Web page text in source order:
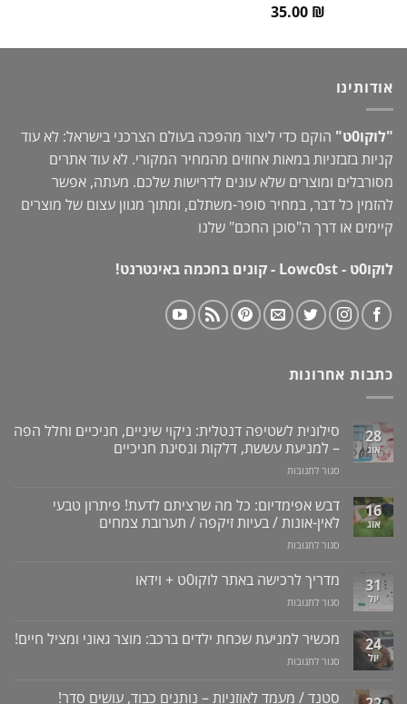
35.00 ₪
אודותינו
"לוקו0ט"
הוקם כדי ליצור מהפכה בעולם הצרכני בישראל: לא עוד
קניות בזבזניות במאות אחוזים מהמחיר המקורי. לא עוד אתרים
מסורבלים ומוצרים שלא עונים לדרישות שלכם. מעתה, אפשר
להזמין כל דבר, במחיר סופר-משתלם, ומתוך מגוון עצום של מוצרים
קיימים או דרך ה"סוכן החכם" שלנו
לוקו0ט - Lowc0st - קונים בחכמה באינטרנט!
כתבות אחרונות
28
אוג
סילונית לשטיפה דנטלית: ניקוי שיניים, חניכיים וחלל הפה
– למניעת עששת, דלקות ונסיגת חניכיים
סגור לתגובות
לשטיפה
דנטלית:
ניקוי
שיניים,
וחלל
–
עששת,
ונסיגת
16
אוג
דבש אפימדיום: כל מה שרציתם לדעת! פיתרון טבעי
לאין-אונות / בעיות זיקפה / תערובת צמחים
סגור לתגובות
אפימדיום:
כל
מה
לדעת!
טבעי
/
31
יול
מדריך לרכישה באתר לוקו0ט + וידאו
סגור לתגובות
באתר
וידאו
24
יול
מכשיר למניעת שכחת ילדים ברכב: מוצר גאוני ומציל חיים!
סגור לתגובות
סטנד / מעמד לאוזניות – נותנים כבוד, עושים סדר!